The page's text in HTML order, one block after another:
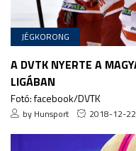
JÉGKORONG
A DVTK NYERTE A
LIGÁBAN
Fotó: facebook/DVTK
by Hunsport 2018-12-